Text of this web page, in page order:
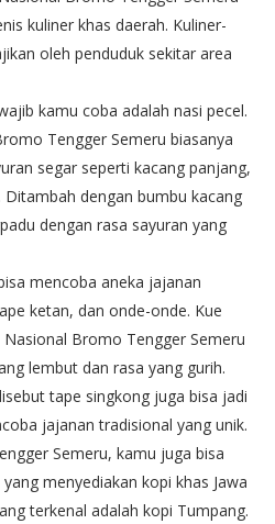
kuliner khas daerah. Kuliner-
oleh penduduk sekitar area
kamu coba adalah nasi pecel.
Tengger Semeru biasanya
segar seperti kacang panjang,
dengan bumbu kacang
dengan rasa sayuran yang
mencoba aneka jajanan
ketan, dan onde-onde. Kue
Bromo Tengger Semeru
lembut dan rasa yang gurih.
tape singkong juga bisa jadi
jajanan tradisional yang unik.
Semeru, kamu juga bisa
menyediakan kopi khas Jawa
terkenal adalah kopi Tumpang.